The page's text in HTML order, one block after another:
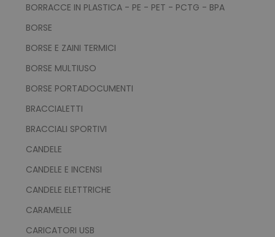
BORRACCE IN PLASTICA - PE - PET - PCTG - BPA
BORSE
BORSE E ZAINI TERMICI
BORSE MULTIUSO
BORSE PORTADOCUMENTI
BRACCIALETTI
BRACCIALI SPORTIVI
CANDELE
CANDELE E INCENSI
CANDELE ELETTRICHE
CARAMELLE
CARICATORI USB